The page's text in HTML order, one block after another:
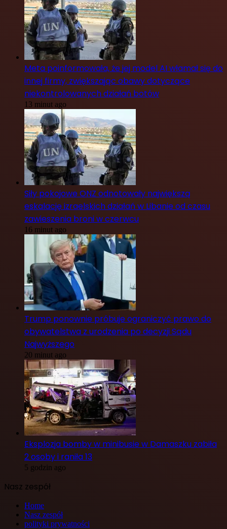
Meta poinformowała, że jej model AI włamał się do
innej firmy, zwiększając obawy dotyczące
niekontrolowanych działań botów
13 minut ago
Siły pokojowe ONZ odnotowały największą
eskalację izraelskich działań w Libanie od czasu
zawieszenia broni w czerwcu
16 minut ago
Trump ponownie próbuje ograniczyć prawo do
obywatelstwa z urodzenia po decyzji Sądu
Najwyższego
20 minut ago
Eksplozja bomby w minibusie w Damaszku zabiła
2 osoby i raniła 13
5 godzin ago
Nasz zespół
Home
Nasz zespół
polityki prywatności